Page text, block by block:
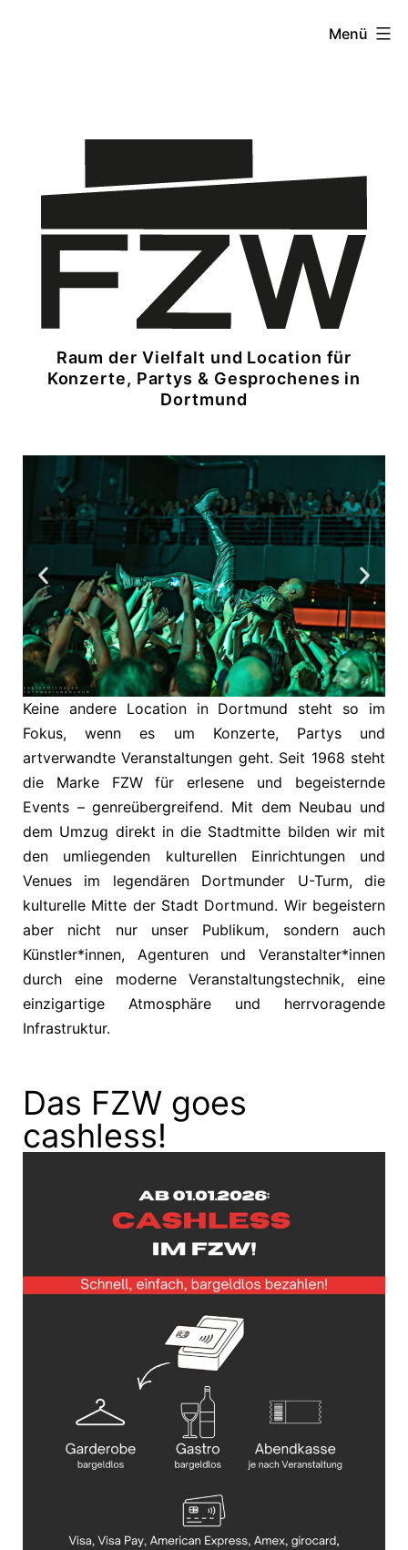
Menü
Raum der Vielfalt und Location für
Konzerte, Partys & Gesprochenes in
Dortmund
Keine andere Location in Dortmund steht so im
Fokus, wenn es um Konzerte, Partys und
artverwandte Veranstaltungen geht. Seit 1968 steht
die Marke FZW für erlesene und begeisternde
Events – genreübergreifend. Mit dem Neubau und
dem Umzug direkt in die Stadtmitte bilden wir mit
den umliegenden kulturellen Einrichtungen und
Venues im legendären Dortmunder U-Turm, die
kulturelle Mitte der Stadt Dortmund. Wir begeistern
aber nicht nur unser Publikum, sondern auch
Künstler*innen, Agenturen und Veranstalter*innen
durch eine moderne Veranstaltungstechnik, eine
einzigartige Atmosphäre und herrvoragende
Infrastruktur.
Das FZW goes
cashless!